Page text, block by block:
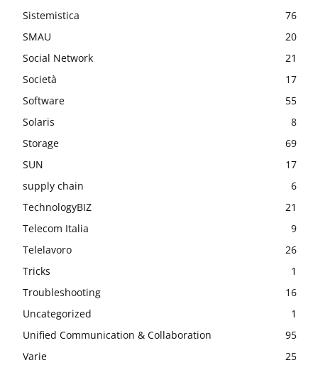
Sistemistica
76
SMAU
20
Social Network
21
Società
17
Software
55
Solaris
8
Storage
69
SUN
17
supply chain
6
TechnologyBIZ
21
Telecom Italia
9
Telelavoro
26
Tricks
1
Troubleshooting
16
Uncategorized
1
Unified Communication & Collaboration
95
Varie
25